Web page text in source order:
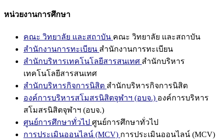
หน่วยงานการศึกษา
คณะ วิทยาลัย และสถาบัน คณะ วิทยาลัย และสถาบัน
สำนักงานการทะเบียน สำนักงานการทะเบียน
สำนักบริหารเทคโนโลยีสารสนเทศ สำนักบริหาร
เทคโนโลยีสารสนเทศ
สำนักบริหารกิจการนิสิต สำนักบริหารกิจการนิสิต
องค์การบริหารสโมสรนิสิตจุฬาฯ (อบจ.) องค์การบริหาร
สโมสรนิสิตจุฬาฯ (อบจ.)
ศูนย์การศึกษาทั่วไป ศูนย์การศึกษาทั่วไป
การประเมินออนไลน์ (MCV) การประเมินออนไลน์ (MCV)